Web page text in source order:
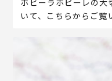
ホビーラホビーレの大
いて、こちらからご覧